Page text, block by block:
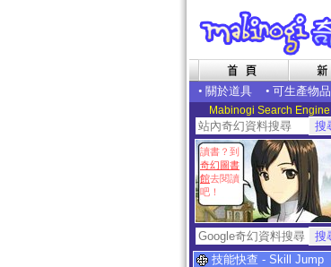
• 關於道具 • 可生產物品
Mabinogi Search Engine
讀書？到
奇幻圖書
館去閱讀
吧！
技能快查 - Skill Jump